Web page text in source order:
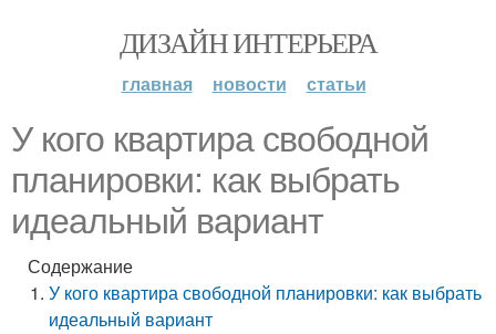
ДИЗАЙН ИНТЕРЬЕРА
главная новости статьи
У кого квартира свободной
планировки: как выбрать
идеальный вариант
Содержание
У кого квартира свободной планировки: как выбрать
идеальный вариант